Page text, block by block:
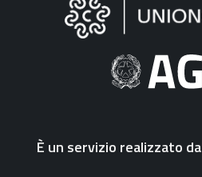
"Fattura
Elettronica"
È un servizio realizzato da